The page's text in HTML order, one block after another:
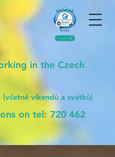
in the Czech
víkendů a svátků)
on tel: 720 462